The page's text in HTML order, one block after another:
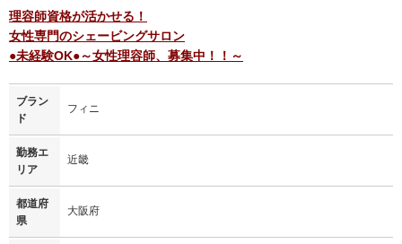
理容師資格が活かせる！
女性専門のシェービングサロン
●未経験OK●～女性理容師、募集中！！～
ブラン
ド
フィニ
勤務エ
リア
近畿
都道府
県
大阪府